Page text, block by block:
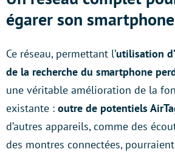
égarer son smartphone
Ce réseau, permettant l’utilisation
de la recherche du smartphone
une véritable amélioration de la
existante : outre de potentiels
d’autres appareils, comme des
des montres connectées,